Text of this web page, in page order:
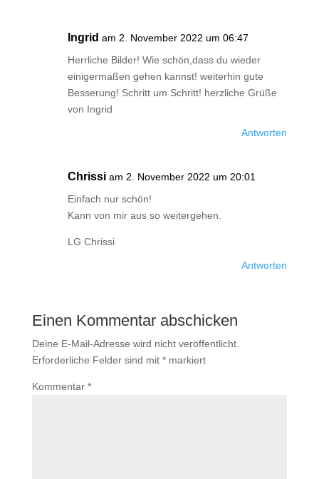
Ingrid am 2. November 2022 um 06:47
Herrliche Bilder! Wie schön,dass du wieder
einigermaßen gehen kannst! weiterhin gute
Besserung! Schritt um Schritt! herzliche Grüße
von Ingrid
Antworten
Chrissi am 2. November 2022 um 20:01
Einfach nur schön!
Kann von mir aus so weitergehen.
LG Chrissi
Antworten
Einen Kommentar abschicken
Deine E-Mail-Adresse wird nicht veröffentlicht.
Erforderliche Felder sind mit *markiert
Kommentar *